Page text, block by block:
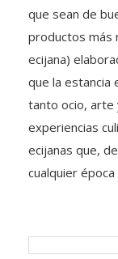
que sean de
productos más
ecijana)
que la estancia
tanto ocio, arte
experiencias
ecijanas que,
cualquier época